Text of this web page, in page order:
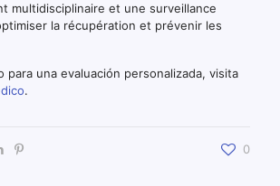
multidisciplinaire et une surveillance
la récupération et prévenir les
para una evaluación personalizada, visita
.
0